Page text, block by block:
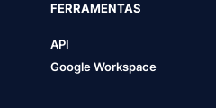
FERRAMENTAS
API
Google Workspace